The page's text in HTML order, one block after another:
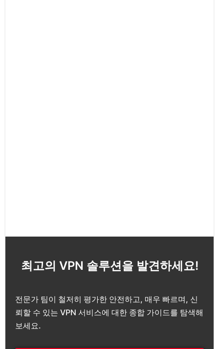
최고의 VPN 솔루션을 발견하세요!
전문가 팀이 철저히 평가한 안전하고, 매우 빠르며, 신
뢰할 수 있는 VPN 서비스에 대한 종합 가이드를 탐색해
보세요.